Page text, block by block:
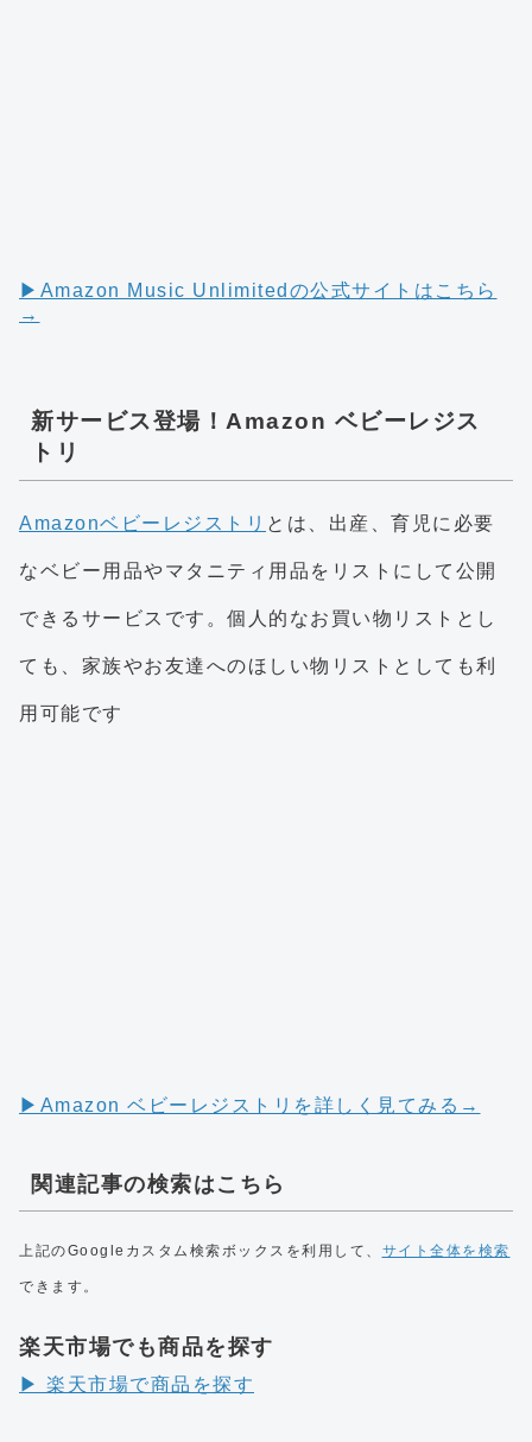
▶︎Amazon Music Unlimitedの公式サイトはこちら
→
新サービス登場！Amazon ベビーレジス
トリ
Amazonベビーレジストリ とは、出産、育児に必要
なベビー用品やマタニティ用品をリストにして公開
できるサービスです。個人的なお買い物リストとし
ても、家族やお友達へのほしい物リストとしても利
用可能です
▶︎Amazon ベビーレジストリを詳しく見てみる→
関連記事の検索はこちら
上記のGoogleカスタム検索ボックスを利用して、 サイト全体を検索
できます。
楽天市場でも商品を探す
▶︎ 楽天市場で商品を探す